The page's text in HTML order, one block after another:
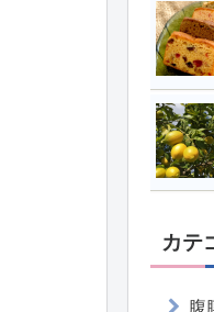
カテ
腹